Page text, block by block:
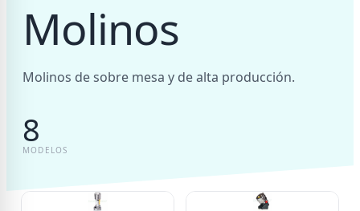
Molinos
Molinos de sobre mesa y de alta producción.
8
MODELOS